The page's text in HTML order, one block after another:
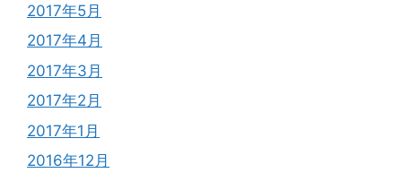
2017年5月
2017年4月
2017年3月
2017年2月
2017年1月
2016年12月